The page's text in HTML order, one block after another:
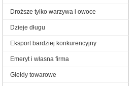
Droższe tylko warzywa i owoce
Dzieje długu
Eksport bardziej konkurencyjny
Emeryt i własna firma
Giełdy towarowe